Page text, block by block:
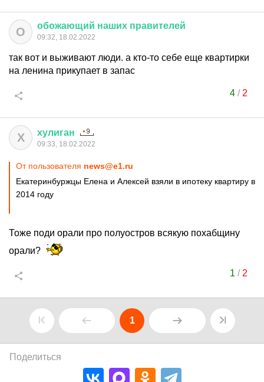
О обожающий наших правителей
09:32, 18.02.2022
так вот и выживают люди. а кто-то себе еще квартирки
на ленина прикупает в запас
4/ 2
Х хулиган
09:33, 18.02.2022
От пользователя news@e1.ru
Екатеринбуржцы Елена и Алексей взяли в ипотеку квартиру в
2014 году
Тоже поди орали про полуостров всякую похабщину
орали?
1 / 2
1
Поделиться